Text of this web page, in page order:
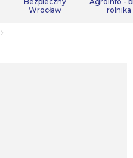
Wrocław
rolnika